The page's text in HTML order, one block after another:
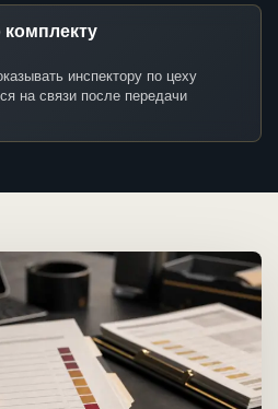
инспектору по цеху
на связи после передачи